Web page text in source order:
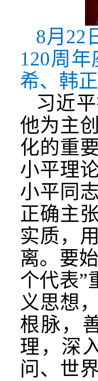
8月22
120周
希、韩
习近
他为主
化的重
小平理
小平同
正确主
实质，
离。要
个代表”
义思想
根脉，
理，深
问、世